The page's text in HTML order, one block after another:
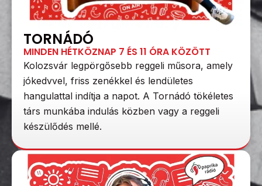
TORNÁDÓ
MINDEN HÉTKÖZNAP 7 ÉS 11 ÓRA KÖZÖTT
Kolozsvár legpörgősebb reggeli műsora, amely
jókedvvel, friss zenékkel és lendületes
hangulattal indítja a napot. A Tornádó tökéletes
társ munkába indulás közben vagy a reggeli
készülődés mellé.